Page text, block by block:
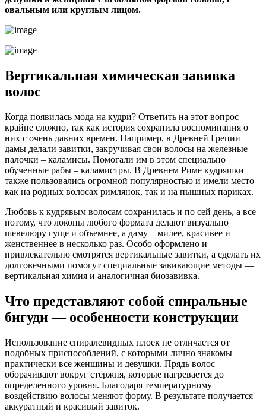
овальным или круглым лицом.
Вертикальная химическая завивка
волос
Когда появилась мода на кудри? Ответить на этот вопрос
крайне сложно, так как история сохранила воспоминания о
них с очень давних времен. Например, в Древней Греции
дамы делали завитки, закручивая свои волосы на железные
палочки – каламисы. Помогали им в этом специально
обученные рабы – каламистры. В Древнем Риме кудряшки
также пользовались огромной популярностью и имели место
как на родных волосах римлянок, так и на пышных париках.
Любовь к кудрявым волосам сохранилась и по сей день, а все
потому, что локоны любого формата делают визуально
шевелюру гуще и объемнее, а даму – милее, красивее и
женственнее в несколько раз. Особо оформлено и
привлекательно смотрятся вертикальные завитки, а сделать их
долговечными помогут специальные завивающие методы —
вертикальная химия и аналогичная биозавивка.
Что представляют собой спиральные
бигуди — особенности конструкции
Использование спиралевидных плоек не отличается от
подобных приспособлений, с которыми лично знакомы
практически все женщины и девушки. Прядь волос
оборачивают вокруг стержня, которые нагревается до
определенного уровня. Благодаря температурному
воздействию волосы меняют форму. В результате получается
аккуратный и красивый завиток.